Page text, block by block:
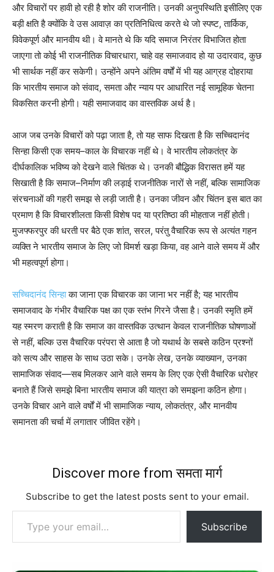
और विचारों पर हावी हो रही है शोर की राजनीति। उनकी अनुपस्थिति इसीलिए एक
बड़ी क्षति है क्योंकि वे उस आवाज़ का प्रतिनिधित्व करते थे जो स्पष्ट, तार्किक,
विवेकपूर्ण और मानवीय थी। वे मानते थे कि यदि समाज निरंतर विभाजित होता
जाएगा तो कोई भी राजनीतिक विचारधारा, चाहे वह समाजवाद हो या उदारवाद, कुछ
भी सार्थक नहीं कर सकेगी। उन्होंने अपने अंतिम वर्षों में भी यह आग्रह दोहराया
कि भारतीय समाज को संवाद, समता और न्याय पर आधारित नई सामूहिक चेतना
विकसित करनी होगी। यही समाजवाद का वास्तविक अर्थ है।
आज जब उनके विचारों को पढ़ा जाता है, तो यह साफ दिखता है कि सच्चिदानंद
सिन्हा किसी एक समय–काल के विचारक नहीं थे। वे भारतीय लोकतंत्र के
दीर्घकालिक भविष्य को देखने वाले चिंतक थे। उनकी बौद्धिक विरासत हमें यह
सिखाती है कि समाज–निर्माण की लड़ाई राजनीतिक नारों से नहीं, बल्कि सामाजिक
संरचनाओं की गहरी समझ से लड़ी जाती है। उनका जीवन और चिंतन इस बात का
प्रमाण है कि विचारशीलता किसी विशेष पद या प्रतिष्ठा की मोहताज नहीं होती।
मुजफ्फरपुर की धरती पर बैठे एक शांत, सरल, परंतु वैचारिक रूप से अत्यंत गहन
व्यक्ति ने भारतीय समाज के लिए जो विमर्श खड़ा किया, वह आने वाले समय में और
भी महत्वपूर्ण होगा।
सच्चिदानंद सिन्हाका जाना एक विचारक का जाना भर नहीं है; यह भारतीय
समाजवाद के गंभीर वैचारिक पक्ष का एक स्तंभ गिरने जैसा है। उनकी स्मृति हमें
यह स्मरण कराती है कि समाज का वास्तविक उत्थान केवल राजनीतिक घोषणाओं
से नहीं, बल्कि उस वैचारिक परंपरा से आता है जो यथार्थ के सबसे कठिन प्रश्नों
को सत्य और साहस के साथ उठा सके। उनके लेख, उनके व्याख्यान, उनका
सामाजिक संवाद—सब मिलकर आने वाले समय के लिए एक ऐसी वैचारिक धरोहर
बनाते हैं जिसे समझे बिना भारतीय समाज की यात्रा को समझना कठिन होगा।
उनके विचार आने वाले वर्षों में भी सामाजिक न्याय, लोकतंत्र, और मानवीय
समानता की चर्चा में लगातार जीवित रहेंगे।
Discover more from समता मार्ग
Subscribe to get the latest posts sent to your email.
Type your email…
Subscribe